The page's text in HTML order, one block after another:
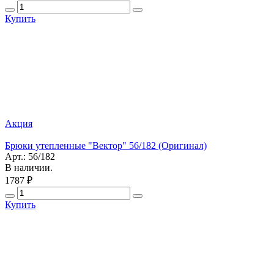
Купить
Акция
Брюки утепленные "Вектор" 56/182 (Оригинал)
Арт.: 56/182
В наличии.
1787 ₽
Купить